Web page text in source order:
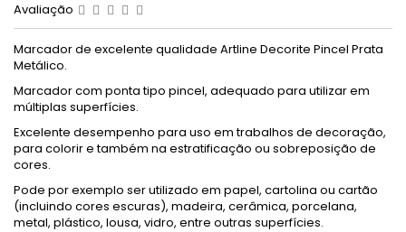
Avaliação
Marcador de excelente qualidade Artline Decorite Pincel Prata
Metálico.
Marcador com ponta tipo pincel, adequado para utilizar em
múltiplas superfícies.
Excelente desempenho para uso em trabalhos de decoração,
para colorir e também na estratificação ou sobreposição de
cores.
Pode por exemplo ser utilizado em papel, cartolina ou cartão
(incluindo cores escuras), madeira, cerâmica, porcelana,
metal, plástico, lousa, vidro, entre outras superfícies.